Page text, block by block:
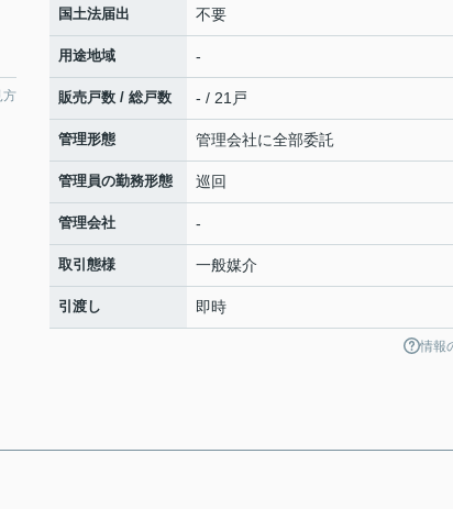
方
国土法届出 不要
用途地域 -
販売戸数 / 総戸数 - / 21戸
管理形態 管理会社に全部委託
管理員の勤務形態 巡回
管理会社 -
取引態様 一般媒介
引渡し 即時
情報